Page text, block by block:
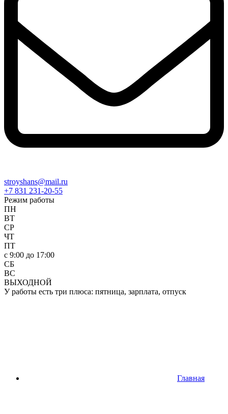
stroyshans@mail.ru
+7 831 231-20-55
Режим работы
ПН
ВТ
СР
ЧТ
ПТ
c 9:00 до 17:00
СБ
ВС
ВЫХОДНОЙ
У работы есть три плюса: пятница, зарплата, отпуск
Главная